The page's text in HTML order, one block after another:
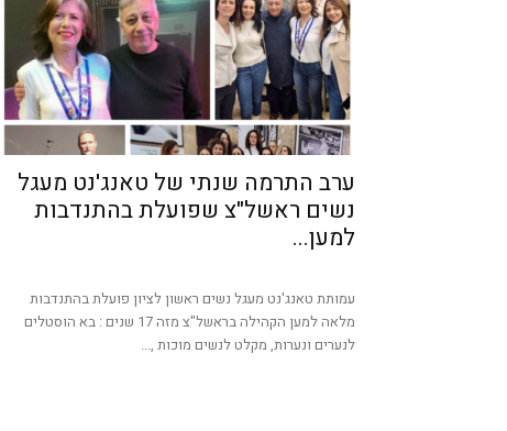
ערב התרמה שנתי של טאנג'נט מעגל
נשים ראשל"צ שפועלת בהתנדבות
למען...
עמותת טאנג'נט מעגל נשים ראשון לציון פועלת בהתנדבות
מלאה למען הקהילה בראשל"צ מזה 17 שנים : בא הוסטלים
לנערים ונערות, מקלט לנשים מוכות ,...